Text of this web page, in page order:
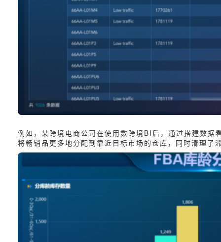
例如，某跨境电商公司在使用数跨境BI后，通过搭建数
将畅销品更多地分配到靠近目标市场的仓库，同时清理了